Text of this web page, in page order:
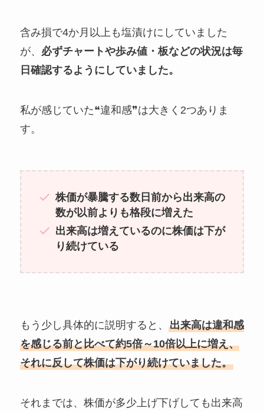
含み損で4か月以上も塩漬けにしていました
が、 必ずチャートや歩み値・板などの状況は毎
日確認するようにしていました。
私が感じていた❝違和感❞は大きく2つありま
す。
株価が暴騰する数日前から出来高の
数が以前よりも格段に増えた
出来高は増えているのに株価は下が
り続けている
もう少し具体的に説明すると、 出来高は違和感
を感じる前と比べて約5倍～10倍以上に増え、
それに反して株価は下がり続けていました。
それまでは、株価が多少上げ下げしても出来高